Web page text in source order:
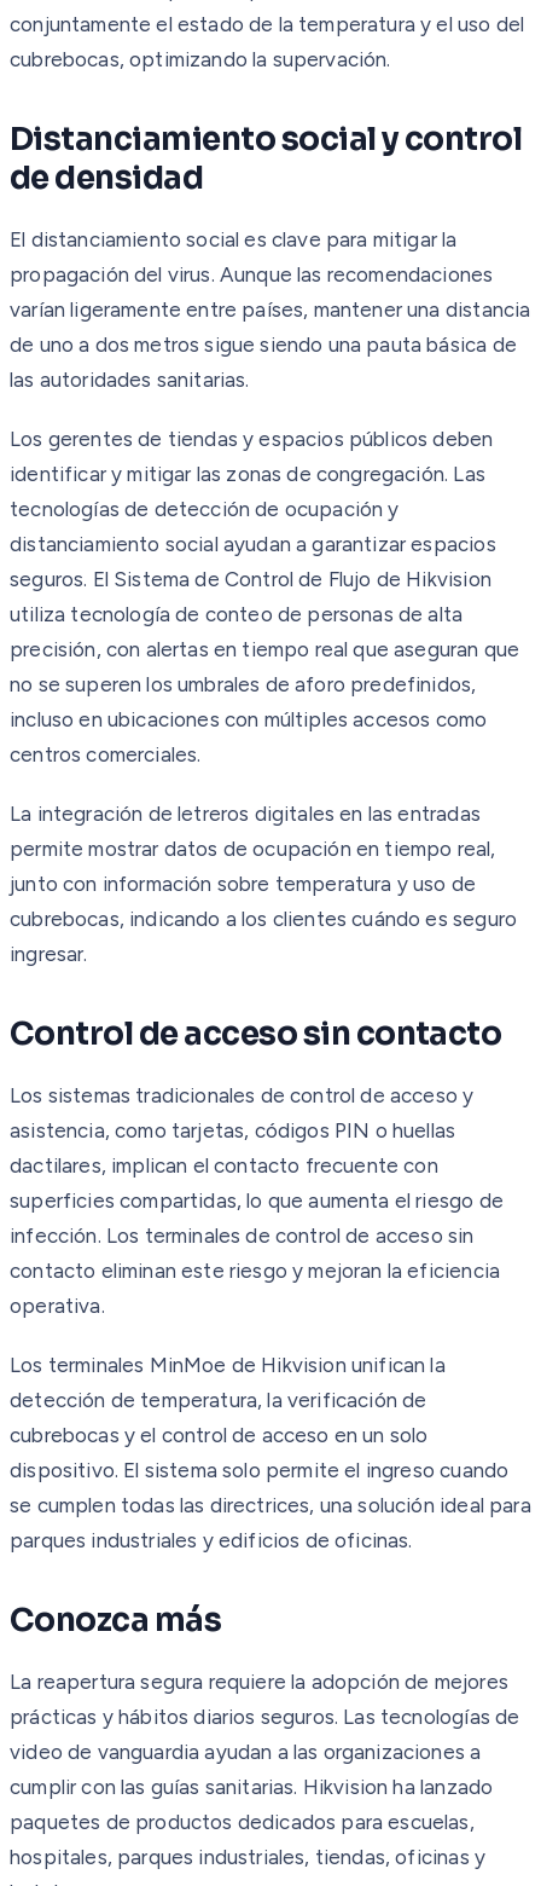
conjuntamente el estado de la temperatura y el uso del
cubrebocas, optimizando la supervación.
Distanciamiento social y control
de densidad
El distanciamiento social es clave para mitigar la
propagación del virus. Aunque las recomendaciones
varían ligeramente entre países, mantener una distancia
de uno a dos metros sigue siendo una pauta básica de
las autoridades sanitarias.
Los gerentes de tiendas y espacios públicos deben
identificar y mitigar las zonas de congregación. Las
tecnologías de detección de ocupación y
distanciamiento social ayudan a garantizar espacios
seguros. El Sistema de Control de Flujo de Hikvision
utiliza tecnología de conteo de personas de alta
precisión, con alertas en tiempo real que aseguran que
no se superen los umbrales de aforo predefinidos,
incluso en ubicaciones con múltiples accesos como
centros comerciales.
La integración de letreros digitales en las entradas
permite mostrar datos de ocupación en tiempo real,
junto con información sobre temperatura y uso de
cubrebocas, indicando a los clientes cuándo es seguro
ingresar.
Control de acceso sin contacto
Los sistemas tradicionales de control de acceso y
asistencia, como tarjetas, códigos PIN o huellas
dactilares, implican el contacto frecuente con
superficies compartidas, lo que aumenta el riesgo de
infección. Los terminales de control de acceso sin
contacto eliminan este riesgo y mejoran la eficiencia
operativa.
Los terminales MinMoe de Hikvision unifican la
detección de temperatura, la verificación de
cubrebocas y el control de acceso en un solo
dispositivo. El sistema solo permite el ingreso cuando
se cumplen todas las directrices, una solución ideal para
parques industriales y edificios de oficinas.
Conozca más
La reapertura segura requiere la adopción de mejores
prácticas y hábitos diarios seguros. Las tecnologías de
video de vanguardia ayudan a las organizaciones a
cumplir con las guías sanitarias. Hikvision ha lanzado
paquetes de productos dedicados para escuelas,
hospitales, parques industriales, tiendas, oficinas y